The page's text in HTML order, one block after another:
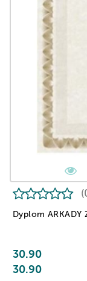
Dyplom ARKADY
30.90
30.90